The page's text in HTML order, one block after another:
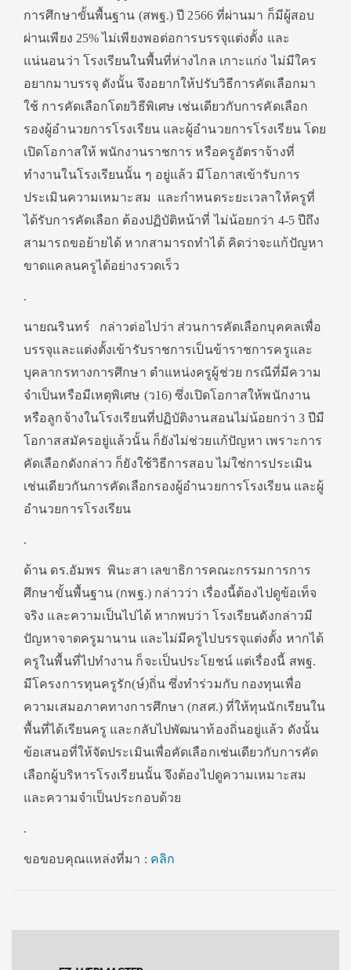
การศึกษาขั้นพื้นฐาน (สพฐ.) ปี 2566 ที่ผ่านมา ก็มีผู้สอบ
ผ่านเพียง 25% ไม่เพียงพอต่อการบรรจุแต่งตั้ง และ
แน่นอนว่า โรงเรียนในพื้นที่ห่างไกล เกาะแก่ง ไม่มีใคร
อยากมาบรรจุ ดังนั้น จึงอยากให้ปรับวิธีการคัดเลือกมา
ใช้ การคัดเลือกโดยวิธีพิเศษ เช่นเดียวกับการคัดเลือก
รองผู้อำนวยการโรงเรียน และผู้อำนวยการโรงเรียน โดย
เปิดโอกาสให้ พนักงานราชการ หรือครูอัตราจ้างที่
ทำงานในโรงเรียนนั้น ๆ อยู่แล้ว มีโอกาสเข้ารับการ
ประเมินความเหมาะสม และกำหนดระยะเวลาให้ครูที่
ได้รับการคัดเลือก ต้องปฏิบัติหน้าที่ ไม่น้อยกว่า 4-5 ปีถึง
สามารถขอย้ายได้ หากสามารถทำได้ คิดว่าจะแก้ปัญหา
ขาดแคลนครูได้อย่างรวดเร็ว
.
นายณรินทร์ กล่าวต่อไปว่า ส่วนการคัดเลือกบุคคลเพื่อ
บรรจุและแต่งตั้งเข้ารับราชการเป็นข้าราชการครูและ
บุคลากรทางการศึกษา ตำแหน่งครูผู้ช่วย กรณีที่มีความ
จำเป็นหรือมีเหตุพิเศษ (ว16) ซึ่งเปิดโอกาสให้พนักงาน
หรือลูกจ้างในโรงเรียนที่ปฏิบัติงานสอนไม่น้อยกว่า 3 ปีมี
โอกาสสมัครอยู่แล้วนั้น ก็ยังไม่ช่วยแก้ปัญหา เพราะการ
คัดเลือกดังกล่าว ก็ยังใช้วิธีการสอบ ไม่ใช่การประเมิน
เช่นเดียวกันการคัดเลือกรองผู้อำนวยการโรงเรียน และผู้
อำนวยการโรงเรียน
.
ด้าน ดร.อัมพร พินะสา เลขาธิการคณะกรรมการการ
ศึกษาขั้นพื้นฐาน (กพฐ.) กล่าวว่า เรื่องนี้ต้องไปดูข้อเท็จ
จริง และความเป็นไปได้ หากพบว่า โรงเรียนดังกล่าวมี
ปัญหาจาดครูมานาน และไม่มีครูไปบรรจุแต่งตั้ง หากได้
ครูในพื้นที่ไปทำงาน ก็จะเป็นประโยชน์ แต่เรื่องนี้ สพฐ.
มีโครงการทุนครูรัก(ษ์)ถิ่น ซึ่งทำร่วมกับ กองทุนเพื่อ
ความเสมอภาคทางการศึกษา (กสศ.) ที่ให้ทุนนักเรียนใน
พื้นที่ได้เรียนครู และกลับไปพัฒนาท้องถิ่นอยู่แล้ว ดังนั้น
ข้อเสนอที่ให้จัดประเมินเพื่อคัดเลือกเช่นเดียวกับการคัด
เลือกผู้บริหารโรงเรียนนั้น จึงต้องไปดูความเหมาะสม
และความจำเป็นประกอบด้วย
.
ขอขอบคุณแหล่งที่มา : คลิก